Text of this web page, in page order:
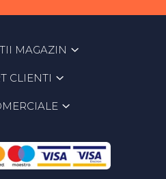
MAGAZIN
CLIENTI